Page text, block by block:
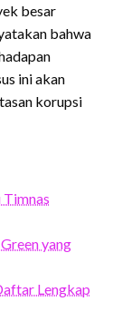
besar
bahwa
ini akan
korupsi
Timnas
yang
Lengkap